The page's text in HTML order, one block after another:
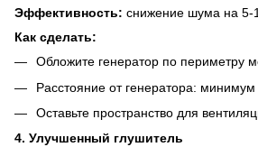
Эффективность: снижение шума на 5-
Как сделать:
Обложите генератор по периметру
Расстояние от генератора:
Оставьте пространство для
4. Улучшенный глушитель